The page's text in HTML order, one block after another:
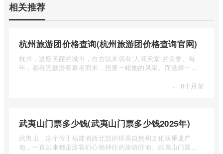
相关推荐
杭州旅游团价格查询(杭州旅游团价格查询官网)
杭州，这座美丽的城市，自古以来就有“人间天堂”的美誉。每
年，都有无数游客慕名而来，想要一睹她的风采。而选择一个
· 8个月前
武夷山门票多少钱(武夷山门票多少钱2025年)
武夷山，这个位于福建省西北部的世界自然和文化双重遗产
地，一直以来都是游客们心驰神往的旅游胜地。武夷山门票多